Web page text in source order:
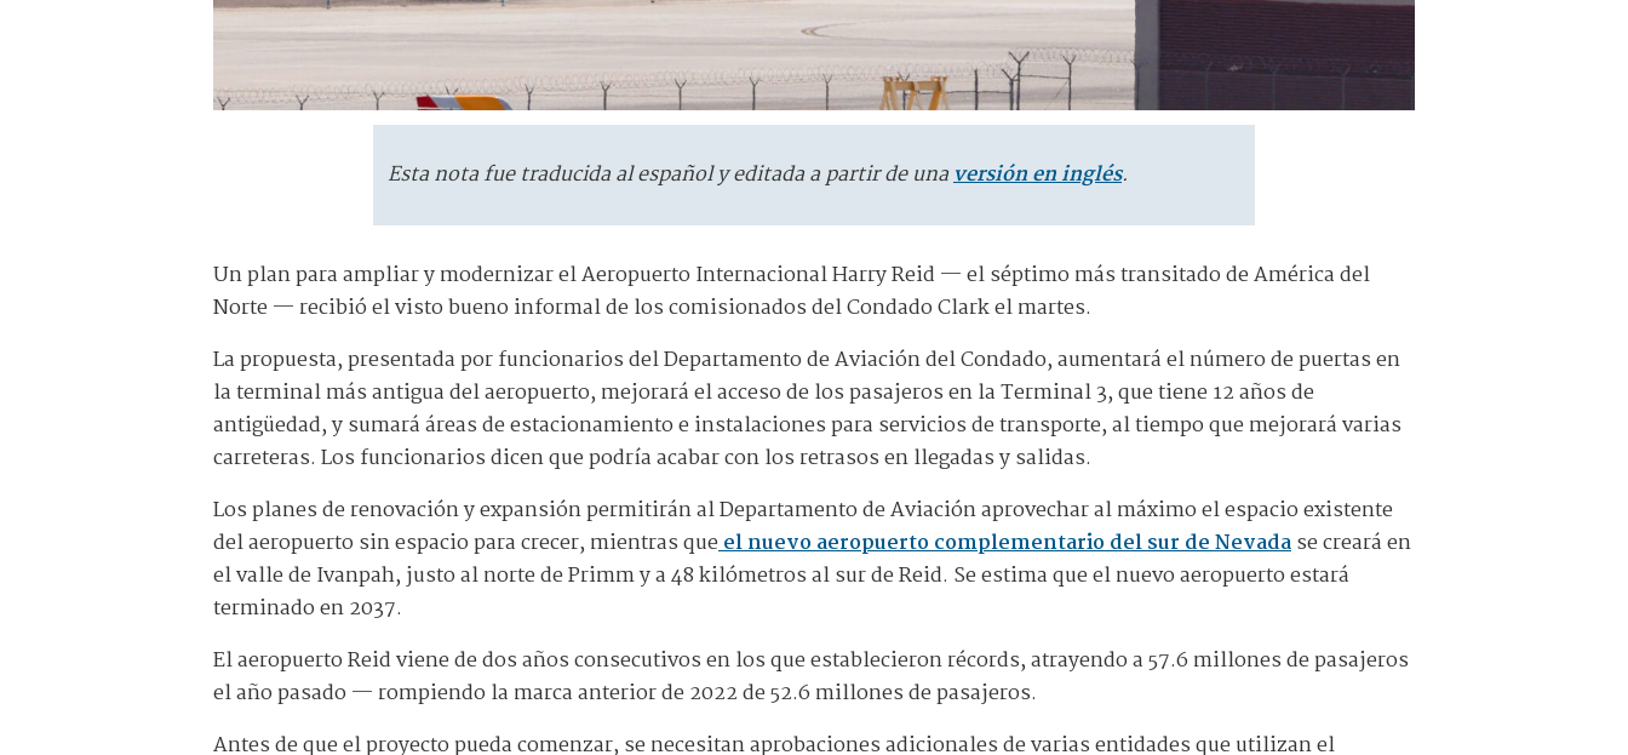
Esta nota fue traducida al español y editada a partir de unaversión en inglés.
Un plan para ampliar y modernizar el Aeropuerto Internacional Harry Reid — el séptimo más transitado de América del
Norte — recibió el visto bueno informal de los comisionados del Condado Clark el martes.
La propuesta, presentada por funcionarios del Departamento de Aviación del Condado, aumentará el número de puertas en
la terminal más antigua del aeropuerto, mejorará el acceso de los pasajeros en la Terminal 3, que tiene 12 años de
antigüedad, y sumará áreas de estacionamiento e instalaciones para servicios de transporte, al tiempo que mejorará varias
carreteras. Los funcionarios dicen que podría acabar con los retrasos en llegadas y salidas.
Los planes de renovación y expansión permitirán al Departamento de Aviación aprovechar al máximo el espacio existente
del aeropuerto sin espacio para crecer, mientras queel nuevo aeropuerto complementario del sur de Nevadase creará en
el valle de Ivanpah, justo al norte de Primm y a 48 kilómetros al sur de Reid. Se estima que el nuevo aeropuerto estará
terminado en 2037.
El aeropuerto Reid viene de dos años consecutivos en los que establecieron récords, atrayendo a 57.6 millones de pasajeros
el año pasado — rompiendo la marca anterior de 2022 de 52.6 millones de pasajeros.
Antes de que el proyecto pueda comenzar, se necesitan aprobaciones adicionales de varias entidades que utilizan el